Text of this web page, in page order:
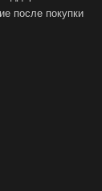
после покупки